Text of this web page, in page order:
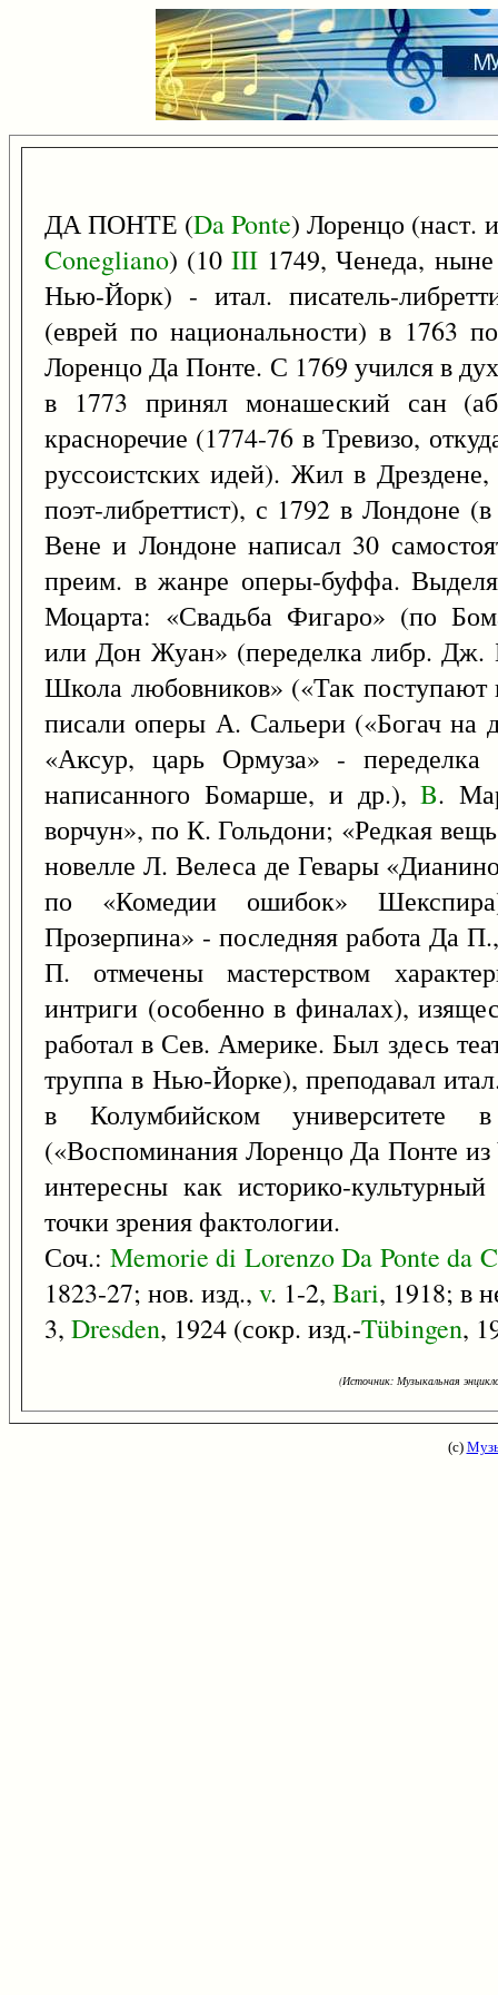
ДА ПОНТЕ (DaPonte) Лоренцо (наст.
Conegliano) (10III 1749, Ченеда,
Нью-Йорк) - итал. писатель-
(еврей по национальности) в 1763
Лоренцо Да Понте. С 1769 учился в
в 1773 принял монашеский сан
красноречие (1774-76 в Тревизо,
руссоистских идей). Жил в
поэт-либреттист), с 1792 в Лондоне
Вене и Лондоне написал 30
преим. в жанре оперы-буффа.
Моцарта: «Свадьба Фигаро» (по
или Дон Жуан» (переделка либр. Дж.
Школа любовников» («Так
писали оперы А. Сальери («Богач на
«Аксур, царь Ормуза» -
написанного Бомарше, и др.),B.
ворчун», по К. Гольдони; «Редкая
новелле Л. Велеса де Гевары
по «Комедии ошибок»
Прозерпина» - последняя работа Да
П. отмечены мастерством
интриги (особенно в финалах),
работал в Сев. Америке. Был здесь
труппа в Нью-Йорке), преподавал
в Колумбийском
(«Воспоминания Лоренцо Да Понте
интересны как историко-
точки зрения фактологии.
Соч.: Memorie di Lorenzo Da Ponte da
1823-27; нов. изд., v. 1-2, Bari, 1918; в
3, Dresden, 1924 (сокр. изд.-Tübingen,
(Источник: Музыкальная
(с)